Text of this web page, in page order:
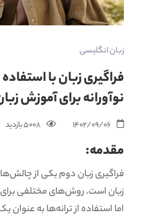
زبان انگلیسی
فراگیری زبان با
نوآورانه برای آموزش
1402/09/06 5008 بازدید‌
مقدمه:
فراگیری زبان دوم یکی از
زبان است. روش‌های مختلفی
اما استفاده از ترانه‌ها به عنوان